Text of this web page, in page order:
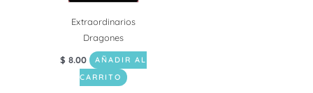
Extraordinarios
Dragones
$ 8.00
AÑADIR AL
CARRITO